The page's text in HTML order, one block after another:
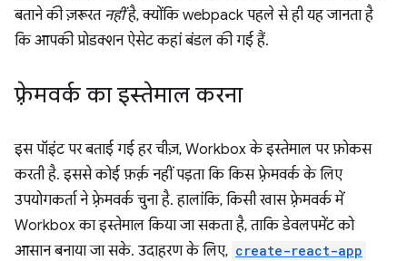
बताने की ज़रूरत नहींहै, क्योंकि webpack पहले से ही यह जानता है
कि आपकी प्रोडक्शन ऐसेट कहां बंडल की गई हैं.
फ़्रेमवर्क का इस्तेमाल करना
इस पॉइंट पर बताई गई हर चीज़, Workbox के इस्तेमाल पर फ़ोकस
करती है. इससे कोई फ़र्क़ नहीं पड़ता कि किस फ़्रेमवर्क के लिए
उपयोगकर्ता ने फ़्रेमवर्क चुना है. हालांकि, किसी खास फ़्रेमवर्क में
Workbox का इस्तेमाल किया जा सकता है, ताकि डेवलपमेंट को
आसान बनाया जा सके. उदाहरण के लिए, create-react-app